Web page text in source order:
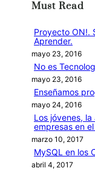
a
Must Read
Proyecto ON!.
Aprender.
mayo 23, 2016
No es
mayo 23, 2016
Enseñamos
mayo 24, 2016
Los jóvenes,
empresas en
marzo 10, 2017
MySQL en los
abril 4, 2017